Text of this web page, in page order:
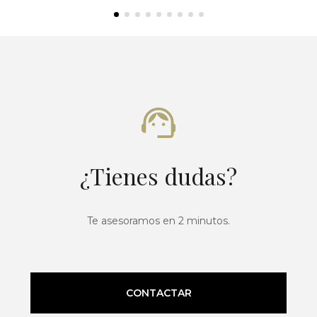
¿Tienes dudas?
Te asesoramos en 2 minutos.
CONTACTAR